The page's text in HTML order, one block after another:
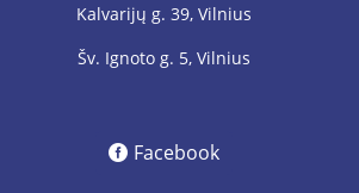
Kalvarijų g. 39, Vilnius
Šv. Ignoto g. 5, Vilnius
Facebook